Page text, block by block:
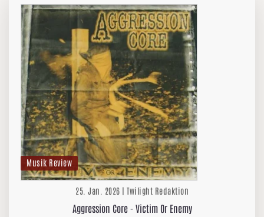
Musik Review
25. Jan. 2026 | Twilight Redaktion
Aggression Core - Victim Or Enemy